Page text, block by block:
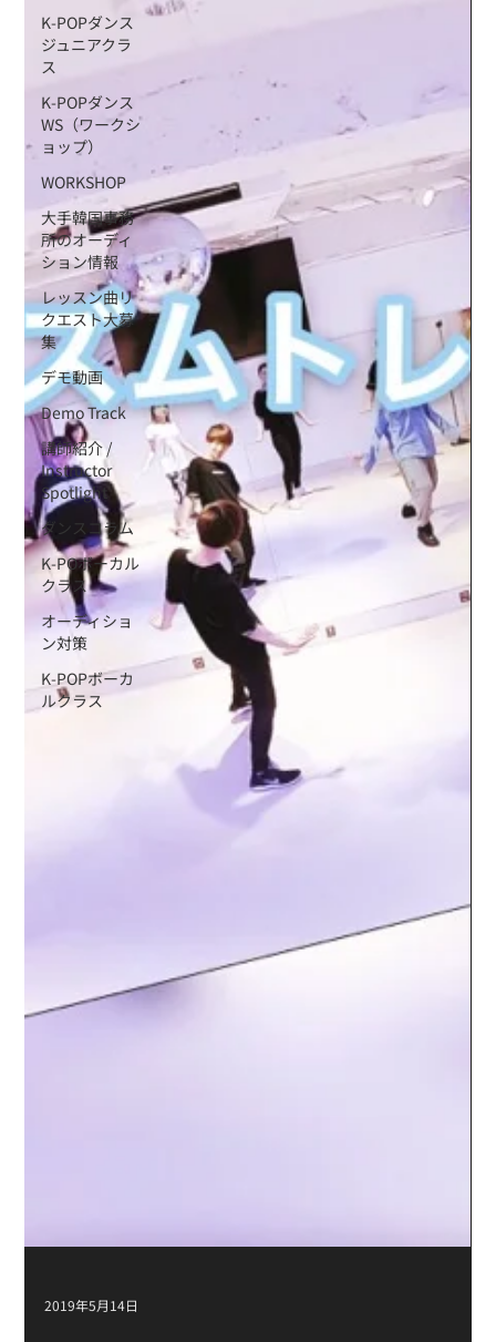
K-POPダンス
ジュニアクラ
ス
K-POPダンス
WS（ワークシ
ョップ）
WORKSHOP
大手韓国事務
所のオーディ
ション情報
レッスン曲リ
クエスト大募
集
デモ動画
Demo Track
講師紹介 /
Instructor
Spotlight
ダンスコラム
K-POボーカル
クラス
オーディショ
ン対策
K-POPボーカ
ルクラス